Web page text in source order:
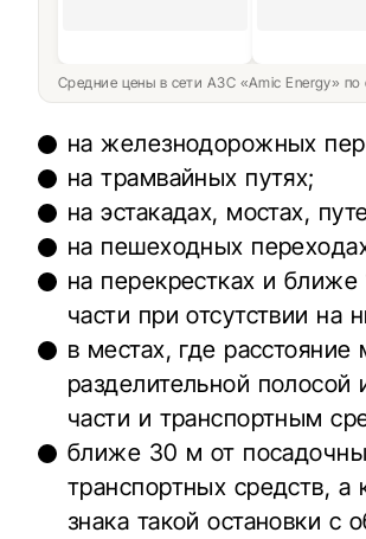
Средние цены в сети АЗС «Amic Energy» по
на железнодорожных
на трамвайных путях;
на эстакадах, мостах,
на пешеходных
на перекрестках и
части при отсутствии на
в местах, где
разделительной
части и транспортным
ближе 30 м от
транспортных средств,
знака такой остановки с